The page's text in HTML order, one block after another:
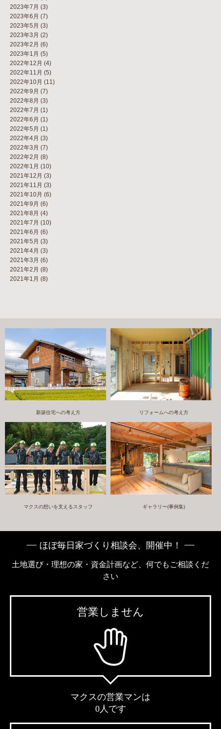
2023年7月 (3)
2023年6月 (7)
2023年5月 (3)
2023年3月 (2)
2023年2月 (6)
2023年1月 (5)
2022年12月 (4)
2022年11月 (5)
2022年10月 (11)
2022年9月 (7)
2022年8月 (3)
2022年7月 (1)
2022年6月 (1)
2022年5月 (1)
2022年4月 (3)
2022年3月 (7)
2022年2月 (8)
2022年1月 (10)
2021年12月 (3)
2021年11月 (3)
2021年10月 (6)
2021年9月 (6)
2021年8月 (4)
2021年7月 (10)
2021年6月 (6)
2021年5月 (3)
2021年4月 (3)
2021年3月 (6)
2021年2月 (8)
2021年1月 (8)
新築住宅への考え方 リフォームへの考え方
マクスの想いを支えるスタッフ ギャラリー(事例集)
ほぼ毎日家づくり相談会、開催中！
土地選び・理想の家・資金計画など、何でもご相談くだ
さい
営業しません
マクスの営業マンは
0人です